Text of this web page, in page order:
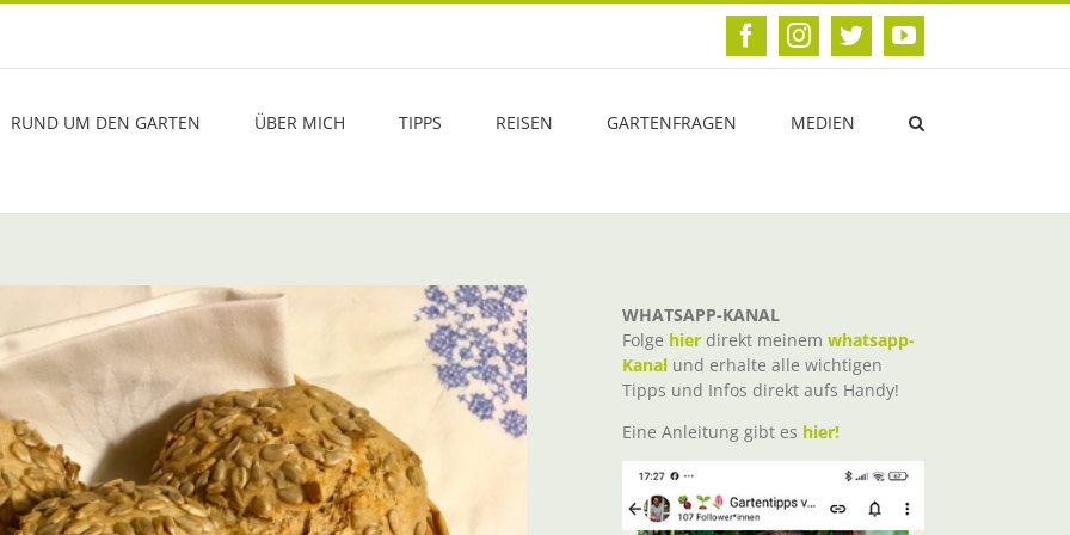
FacebookInstagram
TwitterYouTube
RUND UM DEN GARTEN ÜBER MICH TIPPS REISEN GARTENFRAGEN MEDIEN
WHATSAPP-KANAL
Folge hier direkt meinem whatsapp-
Kanal und erhalte alle wichtigen
Tipps und Infos direkt aufs Handy!
Eine Anleitung gibt es hier!